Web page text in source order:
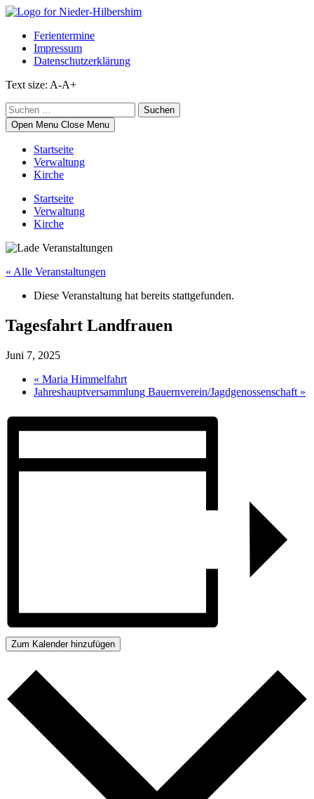
Skip
contentFerientermine
Impressum
Datenschutzerklärung
Text size: A-A+
Suchen
nach:
Open Menu Close Menu
Startseite
Verwaltung
Kirche
Startseite
Verwaltung
Kirche
« Alle Veranstaltungen
Diese Veranstaltung hat bereits stattgefunden.
Tagesfahrt Landfrauen
Juni 7, 2025
« Maria Himmelfahrt
Jahreshauptversammlung Bauernverein/Jagdgenossenschaft »
Zum Kalender hinzufügen